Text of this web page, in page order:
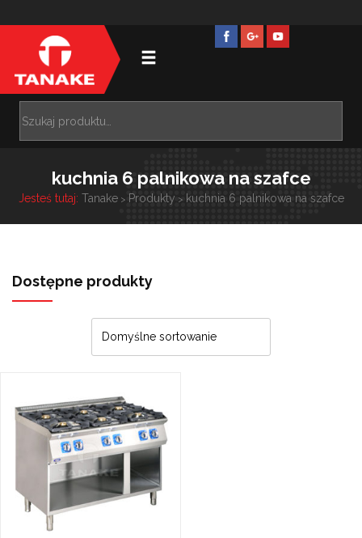
kuchnia 6 palnikowa na szafce
Jesteś tutaj: Tanake> Produkty > kuchnia 6 palnikowa na szafce
Dostępne produkty